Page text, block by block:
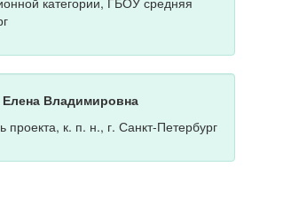
Владимировна
проекта, к. п. н., г. Санкт-Петербург